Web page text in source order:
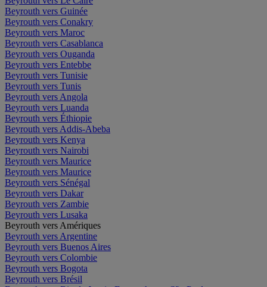
Beyrouth vers Guinée
Beyrouth vers Conakry
Beyrouth vers Maroc
Beyrouth vers Casablanca
Beyrouth vers Ouganda
Beyrouth vers Entebbe
Beyrouth vers Tunisie
Beyrouth vers Tunis
Beyrouth vers Angola
Beyrouth vers Luanda
Beyrouth vers Éthiopie
Beyrouth vers Addis-Abeba
Beyrouth vers Kenya
Beyrouth vers Nairobi
Beyrouth vers Maurice
Beyrouth vers Maurice
Beyrouth vers Sénégal
Beyrouth vers Dakar
Beyrouth vers Zambie
Beyrouth vers Lusaka
Beyrouth vers Amériques
Beyrouth vers Argentine
Beyrouth vers Buenos Aires
Beyrouth vers Colombie
Beyrouth vers Bogota
Beyrouth vers Brésil